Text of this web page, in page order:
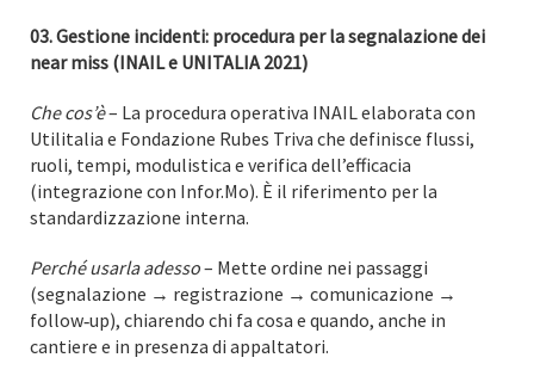
03. Gestione incidenti: procedura per la segnalazione dei
near miss (INAIL e UNITALIA 2021)
Che cos’è– La procedura operativa INAIL elaborata con
Utilitalia e Fondazione Rubes Triva che definisce flussi,
ruoli, tempi, modulistica e verifica dell’efficacia
(integrazione con Infor.Mo). È il riferimento per la
standardizzazione interna.
Perché usarla adesso– Mette ordine nei passaggi
(segnalazione → registrazione → comunicazione →
follow‑up), chiarendo chi fa cosa e quando, anche in
cantiere e in presenza di appaltatori.